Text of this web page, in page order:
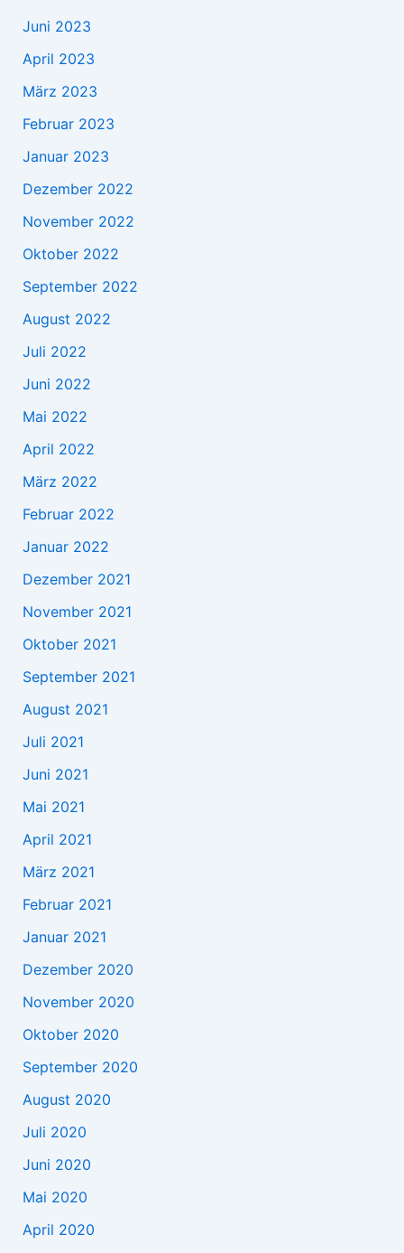
Juni 2023
April 2023
März 2023
Februar 2023
Januar 2023
Dezember 2022
November 2022
Oktober 2022
September 2022
August 2022
Juli 2022
Juni 2022
Mai 2022
April 2022
März 2022
Februar 2022
Januar 2022
Dezember 2021
November 2021
Oktober 2021
September 2021
August 2021
Juli 2021
Juni 2021
Mai 2021
April 2021
März 2021
Februar 2021
Januar 2021
Dezember 2020
November 2020
Oktober 2020
September 2020
August 2020
Juli 2020
Juni 2020
Mai 2020
April 2020